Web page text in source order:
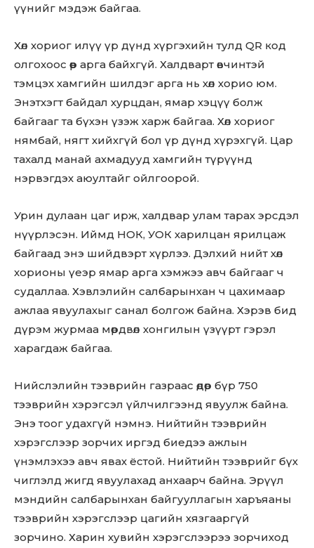
үүнийг мэдэж байгаа.
Хөл хориог илүү үр дүнд хүргэхийн тулд QR код
олгохоос өөр арга байхгүй. Халдварт өвчинтэй
тэмцэх хамгийн шилдэг арга нь хөл хорио юм.
Энэтхэгт байдал хурцдан, ямар хэцүү болж
байгааг та бүхэн үзэж харж байгаа. Хөл хориог
нямбай, нягт хийхгүй бол үр дүнд хүрэхгүй. Цар
тахалд манай ахмадууд хамгийн түрүүнд
нэрвэгдэх аюултайг ойлгоорой.
Урин дулаан цаг ирж, халдвар улам тарах эрсдэл
нүүрлэсэн. Иймд НОК, УОК харилцан ярилцаж
байгаад энэ шийдвэрт хүрлээ. Дэлхий нийт хөл
хорионы үеэр ямар арга хэмжээ авч байгааг ч
судаллаа. Хэвлэлийн салбарынхан ч цахимаар
ажлаа явуулахыг санал болгож байна. Хэрэв бид
дүрэм журмаа мөрдвөл хонгилын үзүүрт гэрэл
харагдаж байгаа.
Нийслэлийн тээврийн газраас өдөр бүр 750
тээврийн хэрэгсэл үйлчилгээнд явуулж байна.
Энэ тоог удахгүй нэмнэ. Нийтийн тээврийн
хэрэгслээр зорчих иргэд биедээ ажлын
үнэмлэхээ авч явах ёстой. Нийтийн тээврийг бүх
чиглэлд жигд явуулахад анхаарч байна. Эрүүл
мэндийн салбарынхан байгууллагын харъяаны
тээврийн хэрэгслээр цагийн хязгааргүй
зорчино. Харин хувийн хэрэгслээрээ зорчиход